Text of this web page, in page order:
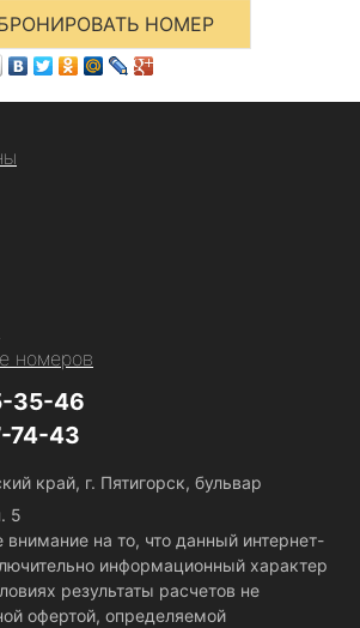
НОМЕР
номеров
35-46
74-43
край, г. Пятигорск, бульвар
5
на то, что данный интернет-
информационный характер
результаты расчетов не
офертой, определяемой